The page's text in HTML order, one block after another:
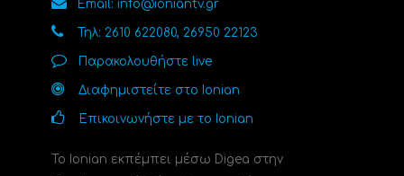
Email: info@ioniantv.gr
Τηλ: 2610 622080, 26950 22123
Παρακολουθήστε live
Διαφημιστείτε στο Ionian
Επικοινωνήστε με το Ionian
Το Ionian εκπέμπει μέσω Digea στην